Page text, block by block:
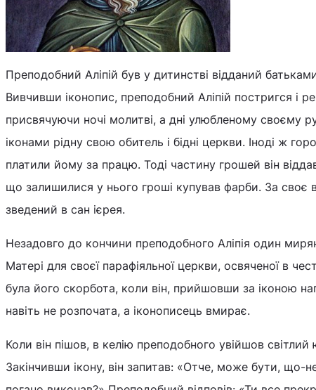
Преподобний Аліпій був у дитинстві відданий
Вивчивши іконопис, преподобний Аліпій постригся і
присвячуючи ночі молитві, а дні улюбленому своєму
іконами рідну свою обитель і бідні церкви. Іноді ж
платили йому за працю. Тоді частину грошей він
що залишилися у нього гроші купував фарби. За своє
зведений в сан ієрея.
Незадовго до кончини преподобного Аліпія один
Матері для своєї парафіяльної церкви, освяченої в
була його скорбота, коли він, прийшовши за іконою
навіть не розпочата, а іконописець вмирає.
Коли він пішов, в келію преподобного увійшов
Закінчивши ікону, він запитав: «Отче, може бути, що-